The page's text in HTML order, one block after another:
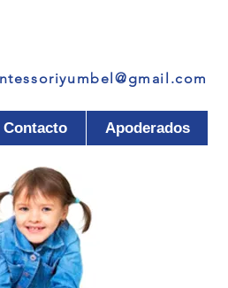
Contacto Apoderados